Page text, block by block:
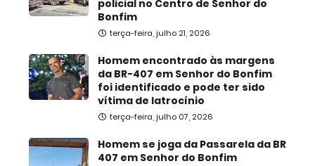
policial no Centro de Senhor do
Bonfim
terça-feira, julho 21, 2026
Homem encontrado às margens
da BR-407 em Senhor do Bonfim
foi identificado e pode ter sido
vítima de latrocínio
terça-feira, julho 07, 2026
Homem se joga da Passarela da BR
407 em Senhor do Bonfim